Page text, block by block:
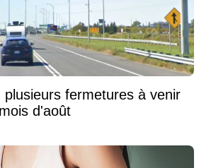
fermetures à venir
d'août